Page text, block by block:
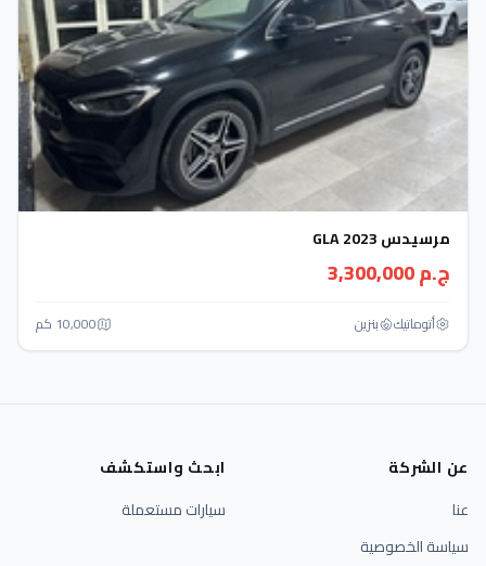
مرسيدس GLA 2023
ج.م 3,300,000
أتوماتيك‎ بنزين 10,000 كم
عن الشركة
عنا
سياسة الخصوصية
ابحث واستكشف
سيارات مستعملة